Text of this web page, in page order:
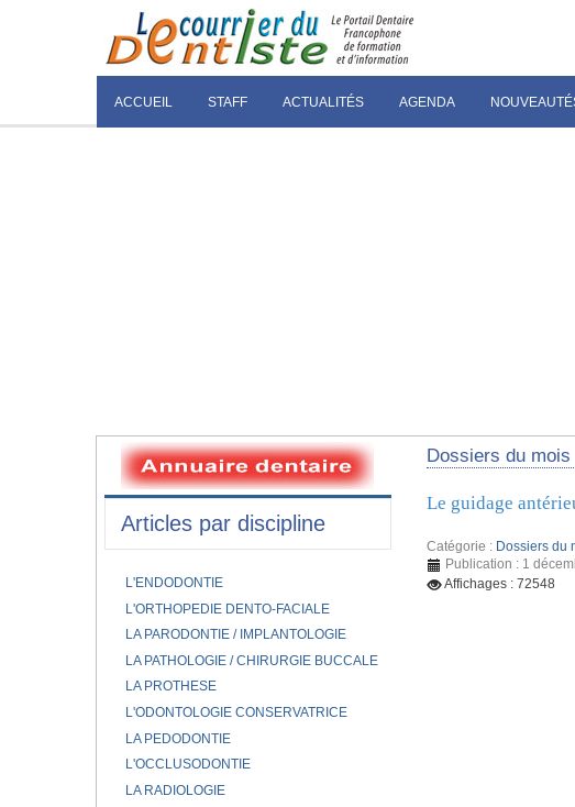
ACCUEIL STAFF ACTUALITÉS AGENDA
Dossiers du mois
Le guidage
Catégorie : Dossiers du
Publication : 1
Affichages : 72548
Articles par discipline
L'ENDODONTIE
L'ORTHOPEDIE DENTO-FACIALE
LA PARODONTIE / IMPLANTOLOGIE
LA PATHOLOGIE / CHIRURGIE BUCCALE
LA PROTHESE
L'ODONTOLOGIE CONSERVATRICE
LA PEDODONTIE
L'OCCLUSODONTIE
LA RADIOLOGIE